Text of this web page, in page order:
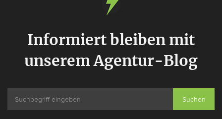
Informiert bleiben mit
unserem Agentur-Blog
Suchen